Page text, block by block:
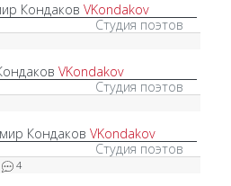
Кондаков VKondakov
Студия поэтов
VKondakov
Студия поэтов
Кондаков VKondakov
Студия поэтов
4